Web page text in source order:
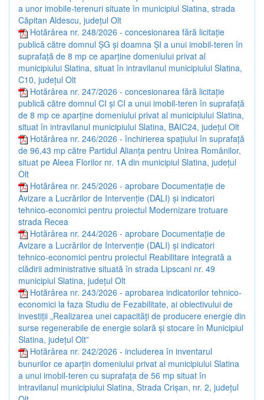
a unor imobile-terenuri situate în municipiul Slatina, strada
Căpitan Aldescu, județul Olt
Hotărârea nr. 248/2026 - concesionarea fără licitație
publică către domnul ȘG și doamna ȘI a unui imobil-teren în
suprafață de 8 mp ce aparține domeniului privat al
municipiului Slatina, situat în intravilanul municipiului Slatina,
C10, județul Olt
Hotărârea nr. 247/2026 - concesionarea fără licitație
publică către domnul CI și CI a unui imobil-teren în suprafață
de 8 mp ce aparține domeniului privat al municipiului Slatina,
situat în intravilanul municipiului Slatina, BAIC24, județul Olt
Hotărârea nr. 246/2026 - închirierea spațiului în suprafață
de 96,43 mp către Partidul Alianța pentru Unirea Românilor,
situat pe Aleea Florilor nr. 1A din municipiul Slatina, județul
Olt
Hotărârea nr. 245/2026 - aprobare Documentație de
Avizare a Lucrărilor de Intervenție (DALI) și indicatori
tehnico-economici pentru proiectul Modernizare trotuare
strada Recea
Hotărârea nr. 244/2026 - aprobare Documentație de
Avizare a Lucrărilor de Intervenție (DALI) și indicatori
tehnico-economici pentru proiectul Reabilitare integrată a
clădirii administrative situată în strada Lipscani nr. 49
municipiul Slatina, județul Olt
Hotărârea nr. 243/2026 - aprobarea indicatorilor tehnico-
economici la faza Studiu de Fezabilitate, ai obiectivului de
investiții „Realizarea unei capacități de producere energie din
surse regenerabile de energie solară și stocare în Municipiul
Slatina, județul Olt”
Hotărârea nr. 242/2026 - includerea în inventarul
bunurilor ce aparțin domeniului privat al municipiului Slatina
a unui imobil-teren cu suprafața de 56 mp situat în
intravilanul municipiului Slatina, Strada Crișan, nr. 2, județul